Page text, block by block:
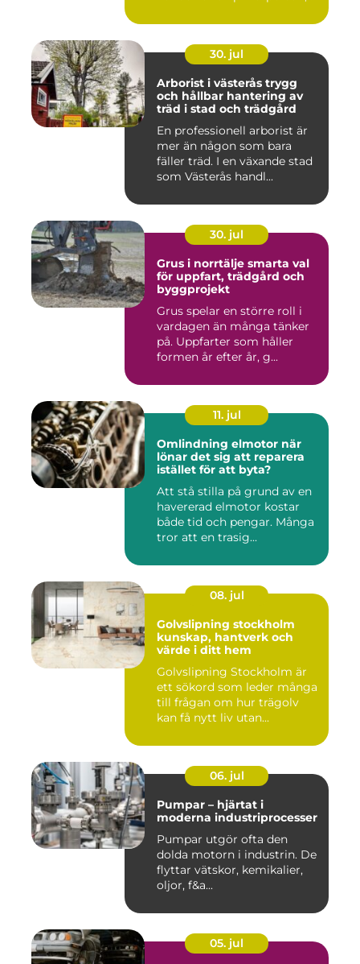
30. jul
Arborist i västerås trygg
och hållbar hantering av
träd i stad och trädgård
En professionell arborist är
mer än någon som bara
fäller träd. I en växande stad
som Västerås handl...
30. jul
Grus i norrtälje smarta val
för uppfart, trädgård och
byggprojekt
Grus spelar en större roll i
vardagen än många tänker
på. Uppfarter som håller
formen år efter år, g...
11. jul
Omlindning elmotor när
lönar det sig att reparera
istället för att byta?
Att stå stilla på grund av en
havererad elmotor kostar
både tid och pengar. Många
tror att en trasig...
08. jul
Golvslipning stockholm
kunskap, hantverk och
värde i ditt hem
Golvslipning Stockholm är
ett sökord som leder många
till frågan om hur trägolv
kan få nytt liv utan...
06. jul
Pumpar – hjärtat i
moderna industriprocesser
Pumpar utgör ofta den
dolda motorn i industrin. De
flyttar vätskor, kemikalier,
oljor, f&a...
05. jul